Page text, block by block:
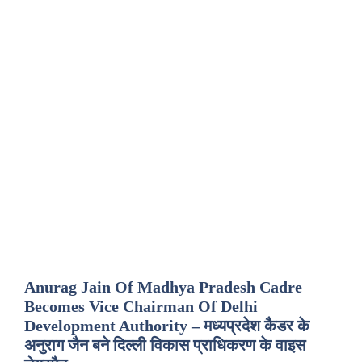
Anurag Jain Of Madhya Pradesh Cadre
Becomes Vice Chairman Of Delhi
Development Authority – मध्यप्रदेश कैडर के
अनुराग जैन बने दिल्ली विकास प्राधिकरण के वाइस